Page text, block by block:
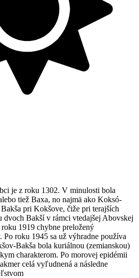
je z roku 1302. V minulosti bola
tiež Baxa, no najmä ako Koksó-
pri Kokšove, čiže pri terajších
Bakší v rámci vtedajšej Abovskej
1919 chybne preložený
roku 1945 sa už výhradne používa
Bakša bola kuriálnou (zemianskou)
charakterom. Po morovej epidémii
celá vyľudnená a následne